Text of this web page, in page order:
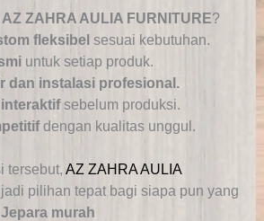
AZ ZAHRA AULIA FURNITURE?
fleksibel sesuai kebutuhan.
untuk setiap produk.
dan instalasi profesional.
interaktifsebelum produksi.
dengan kualitas unggul.
tersebut, AZ ZAHRA AULIA
pilihan tepat bagi siapa pun yang
murah